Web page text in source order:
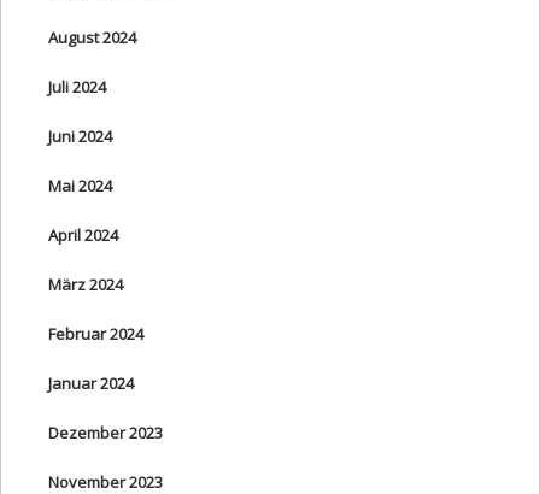
August 2024
Juli 2024
Juni 2024
Mai 2024
April 2024
März 2024
Februar 2024
Januar 2024
Dezember 2023
November 2023